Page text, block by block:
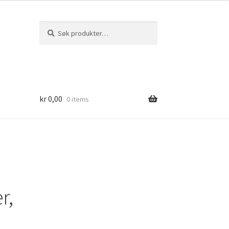
etter:
kr0,00 0 items